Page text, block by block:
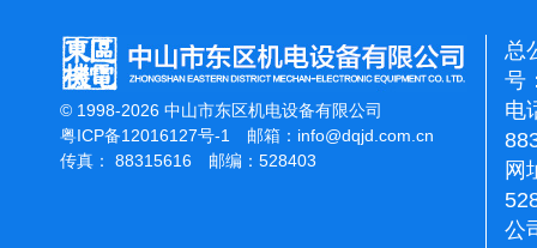
© 1998-2026 中山市东区机电设备有限公司
粤ICP备12016127号-1
邮箱： info@dqjd.com.cn
传真： 88315616 邮编：528403
总
号
电
网
公